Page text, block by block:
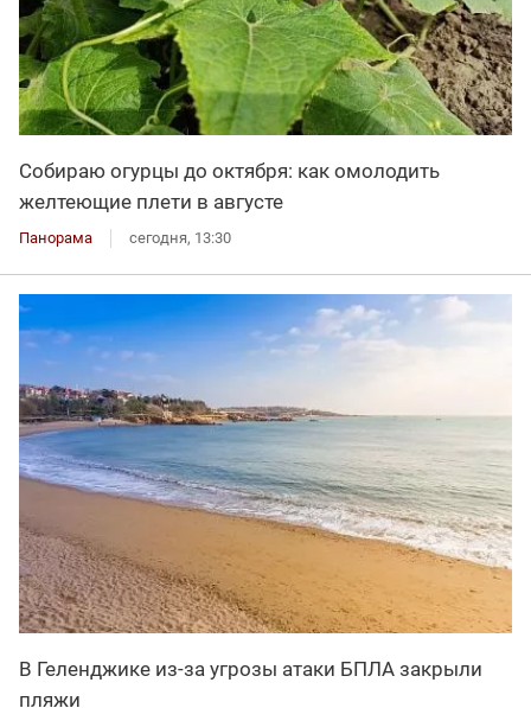
Собираю огурцы до октября: как омолодить
желтеющие плети в августе
Панорама сегодня, 13:30
В Геленджике из-за угрозы атаки БПЛА закрыли
пляжи